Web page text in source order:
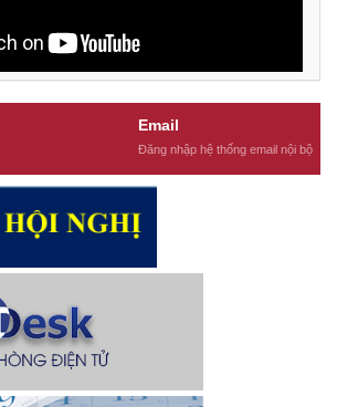
Email
Đăng nhập hệ thống email nội bộ